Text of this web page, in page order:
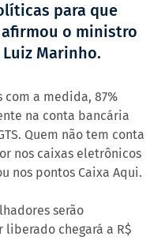
para que
afirmou o ministro
Marinho.
a medida, 87%
na conta bancária
Quem não tem conta
nos caixas eletrônicos
nos pontos Caixa Aqui.
serão
liberado chegará a R$